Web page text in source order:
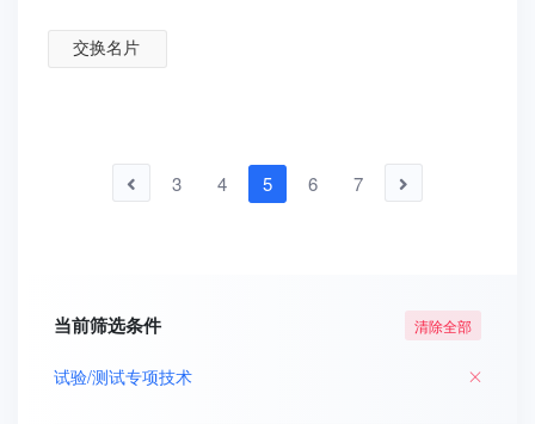
交换名片
3 4 5 6 7
当前筛选条件 清除全部
试验/测试专项技术